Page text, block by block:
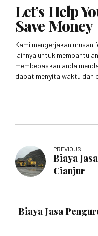
Let’s Help
Save Money
Kami mengerjakan urusan
lainnya untuk membantu
membebaskan anda
dapat menyita waktu dan
PREVIOUS
Biaya
Cianjur
Biaya Jasa